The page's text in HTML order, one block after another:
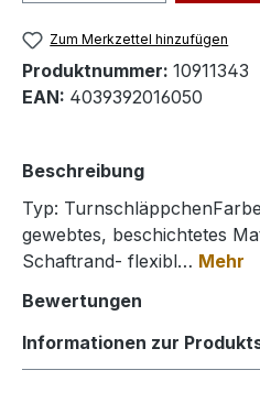
Zum Merkzettel hinzufügen
Produktnummer: 10911343
EAN: 4039392016050
Beschreibung
Typ:
gewebtes, beschichtetes
Schaftrand- flexibl… Mehr
Bewertungen
Informationen zur